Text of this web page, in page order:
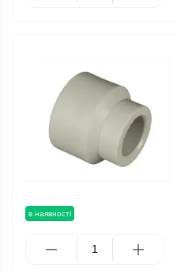
в наявності